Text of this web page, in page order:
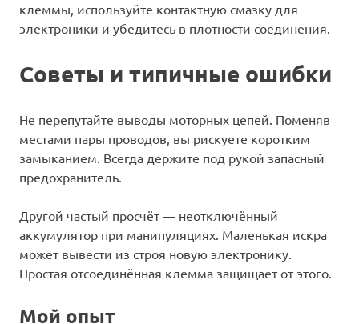
клеммы, используйте контактную смазку для
электроники и убедитесь в плотности соединения.
Советы и типичные ошибки
Не перепутайте выводы моторных цепей. Поменяв
местами пары проводов, вы рискуете коротким
замыканием. Всегда держите под рукой запасный
предохранитель.
Другой частый просчёт — неотключённый
аккумулятор при манипуляциях. Маленькая искра
может вывести из строя новую электронику.
Простая отсоединённая клемма защищает от этого.
Мой опыт